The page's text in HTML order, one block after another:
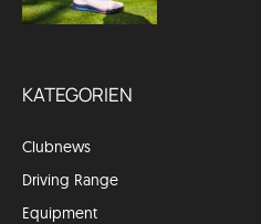
KATEGORIEN
Clubnews
Driving Range
Equipment